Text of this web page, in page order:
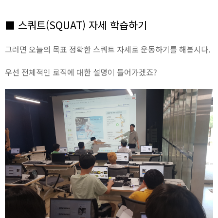
■ 스쿼트(SQUAT) 자세 학습하기
그러면 오늘의 목표 정확한 스쿼트 자세로 운동하기를 해봅시다.
우선 전체적인 로직에 대한 설명이 들어가겠죠?